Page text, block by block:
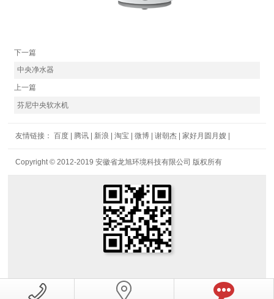
下一篇
中央净水器
上一篇
芬尼中央软水机
友情链接： 百度| 腾讯| 新浪 淘宝 微博| 谢朝杰| 家好月圆月嫂
Copyright © 2012-2019 安徽省龙旭环境科技有限公司 版权所有